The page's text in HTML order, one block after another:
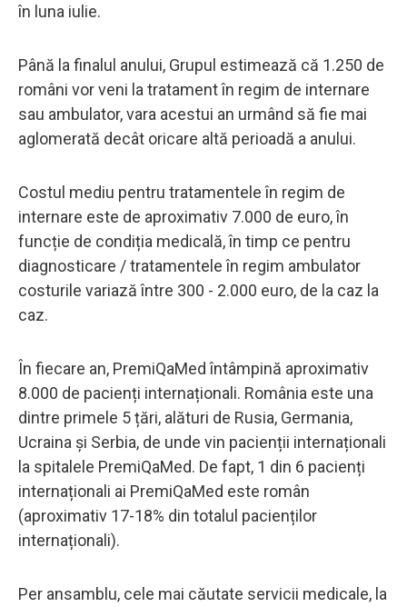
în luna iulie.
Până la finalul anului, Grupul estimează că 1.250 de
români vor veni la tratament în regim de internare
sau ambulator, vara acestui an urmând să fie mai
aglomerată decât oricare altă perioadă a anului.
Costul mediu pentru tratamentele în regim de
internare este de aproximativ 7.000 de euro, în
funcție de condiția medicală, în timp ce pentru
diagnosticare / tratamentele în regim ambulator
costurile variază între 300 - 2.000 euro, de la caz la
caz.
În fiecare an, PremiQaMed întâmpină aproximativ
8.000 de pacienți internaționali. România este una
dintre primele 5 țări, alături de Rusia, Germania,
Ucraina și Serbia, de unde vin pacienții internaționali
la spitalele PremiQaMed. De fapt, 1 din 6 pacienți
internaționali ai PremiQaMed este român
(aproximativ 17-18% din totalul pacienților
internaționali).
Per ansamblu, cele mai căutate servicii medicale, la